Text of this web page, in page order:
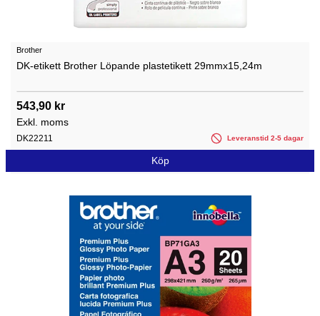
Brother
DK-etikett Brother Löpande plastetikett 29mmx15,24m
543,90 kr
Exkl. moms
DK22211 Leveranstid 2-5 dagar
Köp